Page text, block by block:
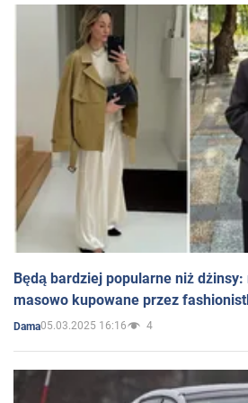
Będą bardziej popularne niż
masowo kupowane przez
Dama05.03.2025 16:16 4